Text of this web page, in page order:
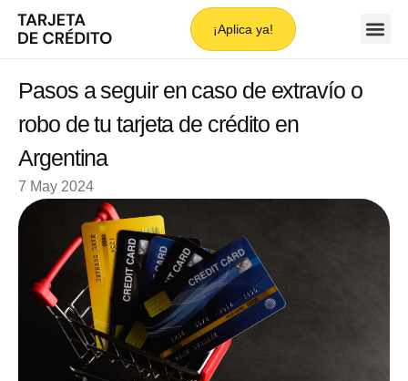
¡Aplica ya!
Pasos a seguir en caso de extravío o
robo de tu tarjeta de crédito en
Argentina
7 May 2024